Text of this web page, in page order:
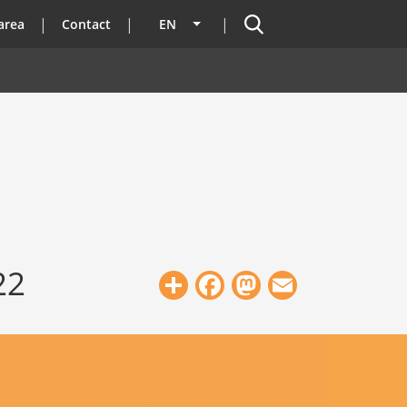
Contact EN List additional actions
Search
ShareFacebook
Mastodon